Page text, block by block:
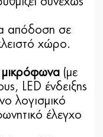
απόδοση σε
χώρο.
(με
LED ένδειξης
λογισμικό
έλεγχο